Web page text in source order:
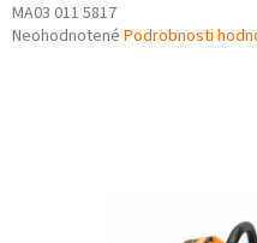
MA03 011 5817
Priemerné
Neohodnotené Podrobnosti